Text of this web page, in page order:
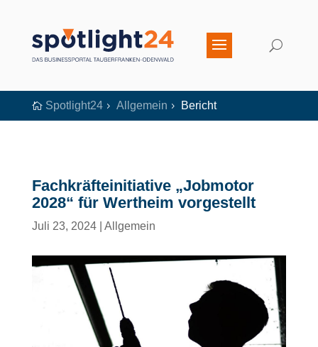
 Spotlight245 Allgemein 5 Bericht
Fachkräfteinitiative „Jobmotor
2028“ für Wertheim vorgestellt
Juli 23, 2024| Allgemein